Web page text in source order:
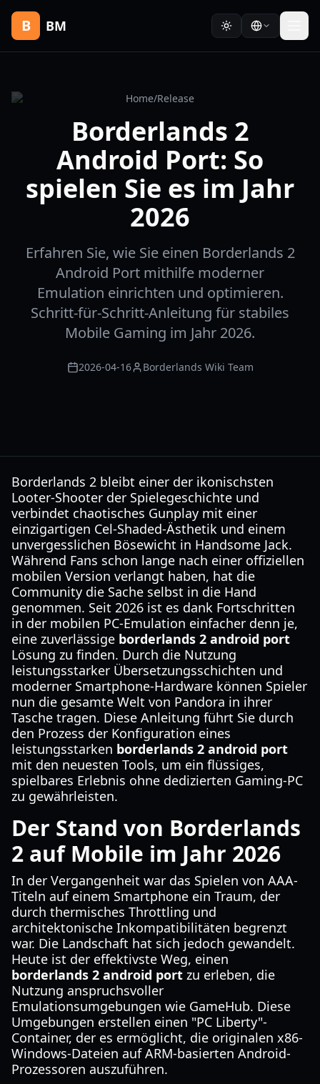
B BM
Home/Release
Borderlands 2
Android Port: So
spielen Sie es im Jahr
2026
Erfahren Sie, wie Sie einen Borderlands 2
Android Port mithilfe moderner
Emulation einrichten und optimieren.
Schritt-für-Schritt-Anleitung für stabiles
Mobile Gaming im Jahr 2026.
2026-04-16 Borderlands Wiki Team
Borderlands 2 bleibt einer der ikonischsten
Looter-Shooter der Spielegeschichte und
verbindet chaotisches Gunplay mit einer
einzigartigen Cel-Shaded-Ästhetik und einem
unvergesslichen Bösewicht in Handsome Jack.
Während Fans schon lange nach einer offiziellen
mobilen Version verlangt haben, hat die
Community die Sache selbst in die Hand
genommen. Seit 2026 ist es dank Fortschritten
in der mobilen PC-Emulation einfacher denn je,
eine zuverlässige borderlands 2 android port
Lösung zu finden. Durch die Nutzung
leistungsstarker Übersetzungsschichten und
moderner Smartphone-Hardware können Spieler
nun die gesamte Welt von Pandora in ihrer
Tasche tragen. Diese Anleitung führt Sie durch
den Prozess der Konfiguration eines
leistungsstarken borderlands 2 android port
mit den neuesten Tools, um ein flüssiges,
spielbares Erlebnis ohne dedizierten Gaming-PC
zu gewährleisten.
Der Stand von Borderlands
2 auf Mobile im Jahr 2026
In der Vergangenheit war das Spielen von AAA-
Titeln auf einem Smartphone ein Traum, der
durch thermisches Throttling und
architektonische Inkompatibilitäten begrenzt
war. Die Landschaft hat sich jedoch gewandelt.
Heute ist der effektivste Weg, einen
borderlands 2 android port zu erleben, die
Nutzung anspruchsvoller
Emulationsumgebungen wie GameHub. Diese
Umgebungen erstellen einen "PC Liberty"-
Container, der es ermöglicht, die originalen x86-
Windows-Dateien auf ARM-basierten Android-
Prozessoren auszuführen.